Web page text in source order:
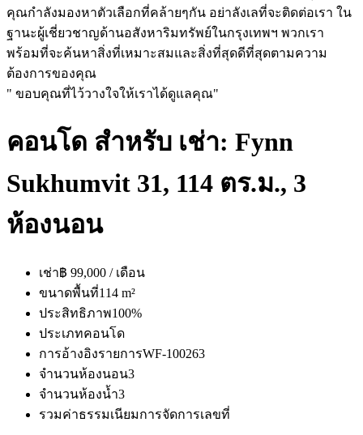
คุณกำลังมองหาตัวเลือกที่คล้ายๆกัน อย่าลังเลที่จะติดต่อเรา ใน
ฐานะผู้เชี่ยวชาญด้านอสังหาริมทรัพย์ในกรุงเทพฯ พวกเรา
พร้อมที่จะค้นหาสิ่งที่เหมาะสมและสิ่งที่สุดดีที่สุดตามความ
ต้องการของคุณ
" ขอบคุณที่ไว้วางใจให้เราได้ดูแลคุณ"
คอนโด สำหรับ เช่า: Fynn
Sukhumvit 31, 114 ตร.ม., 3
ห้องนอน
เช่า฿ 99,000 / เดือน
ขนาดพื้นที่114 m²
ประสิทธิภาพ100%
ประเภทคอนโด
การอ้างอิงรายการWF-100263
จำนวนห้องนอน3
จำนวนห้องน้ำ3
รวมค่าธรรมเนียมการจัดการเลขที่